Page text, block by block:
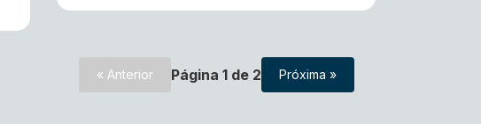
« Anterior Página 1de 2 Próxima »